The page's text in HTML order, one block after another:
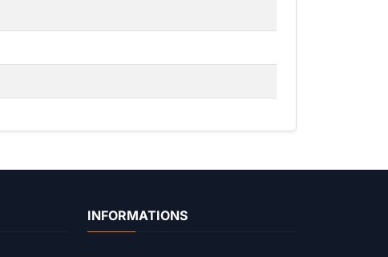
INFORMATIONS